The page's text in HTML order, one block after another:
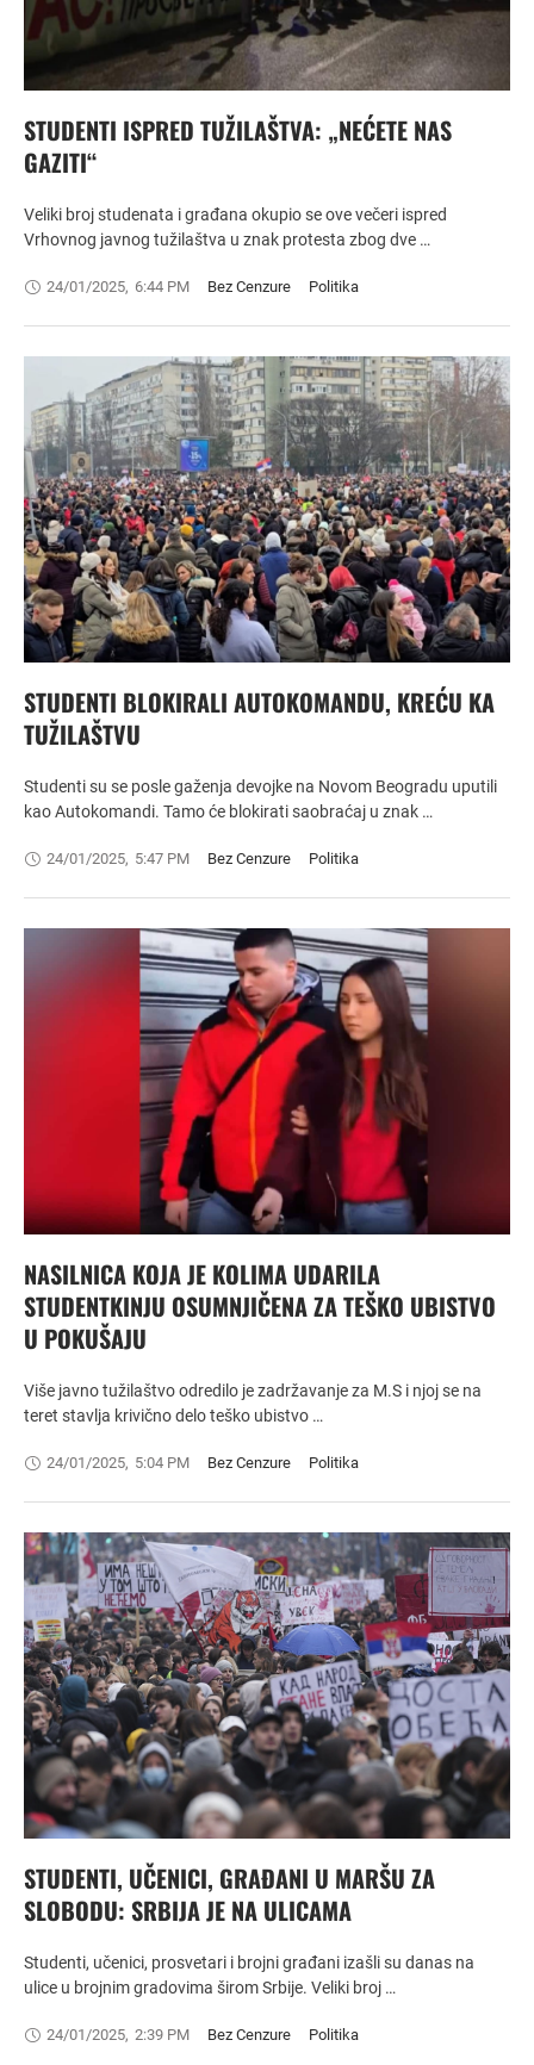
STUDENTI ISPRED TUŽILAŠTVA: „NEĆETE NAS
GAZITI“
Veliki broj studenata i građana okupio se ove večeri ispred
Vrhovnog javnog tužilaštva u znak protesta zbog dve …
24/01/2025, 6:44 PM Bez Cenzure Politika
STUDENTI BLOKIRALI AUTOKOMANDU, KREĆU KA
TUŽILAŠTVU
Studenti su se posle gaženja devojke na Novom Beogradu uputili
kao Autokomandi. Tamo će blokirati saobraćaj u znak …
24/01/2025, 5:47 PM Bez Cenzure Politika
NASILNICA KOJA JE KOLIMA UDARILA
STUDENTKINJU OSUMNJIČENA ZA TEŠKO UBISTVO
U POKUŠAJU
Više javno tužilaštvo odredilo je zadržavanje za M.S i njoj se na
teret stavlja krivično delo teško ubistvo …
24/01/2025, 5:04 PM Bez Cenzure Politika
STUDENTI, UČENICI, GRAĐANI U MARŠU ZA
SLOBODU: SRBIJA JE NA ULICAMA
Studenti, učenici, prosvetari i brojni građani izašli su danas na
ulice u brojnim gradovima širom Srbije. Veliki broj …
24/01/2025, 2:39 PM Bez Cenzure Politika